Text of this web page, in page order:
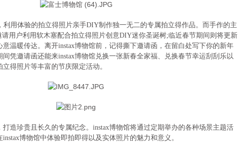
用体验的拍立得照片亲手DIY制作独一无二的专属拍立得作品。而手作的主
请用户利用软木塞配合拍立得照片创意DIY迷你圣诞树;临近春节期间则将更新
温暖传达。离开instax博物馆前，记得撕下邀请函，在留白处写下你的新年
凭邀请函还能来instax博物馆兑换一张新春全家福、兑换春节幸运刮刮乐以
得照片等丰富的节庆限定活动。
珍贵且长久的专属纪念。instax博物馆将通过定期举办的各种场景主题活
博物馆中体验即拍即得以及实体照片的魅力和意义。